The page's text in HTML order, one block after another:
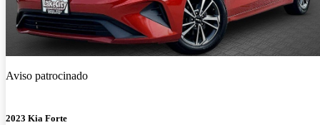
Aviso patrocinado
2023 Kia Forte